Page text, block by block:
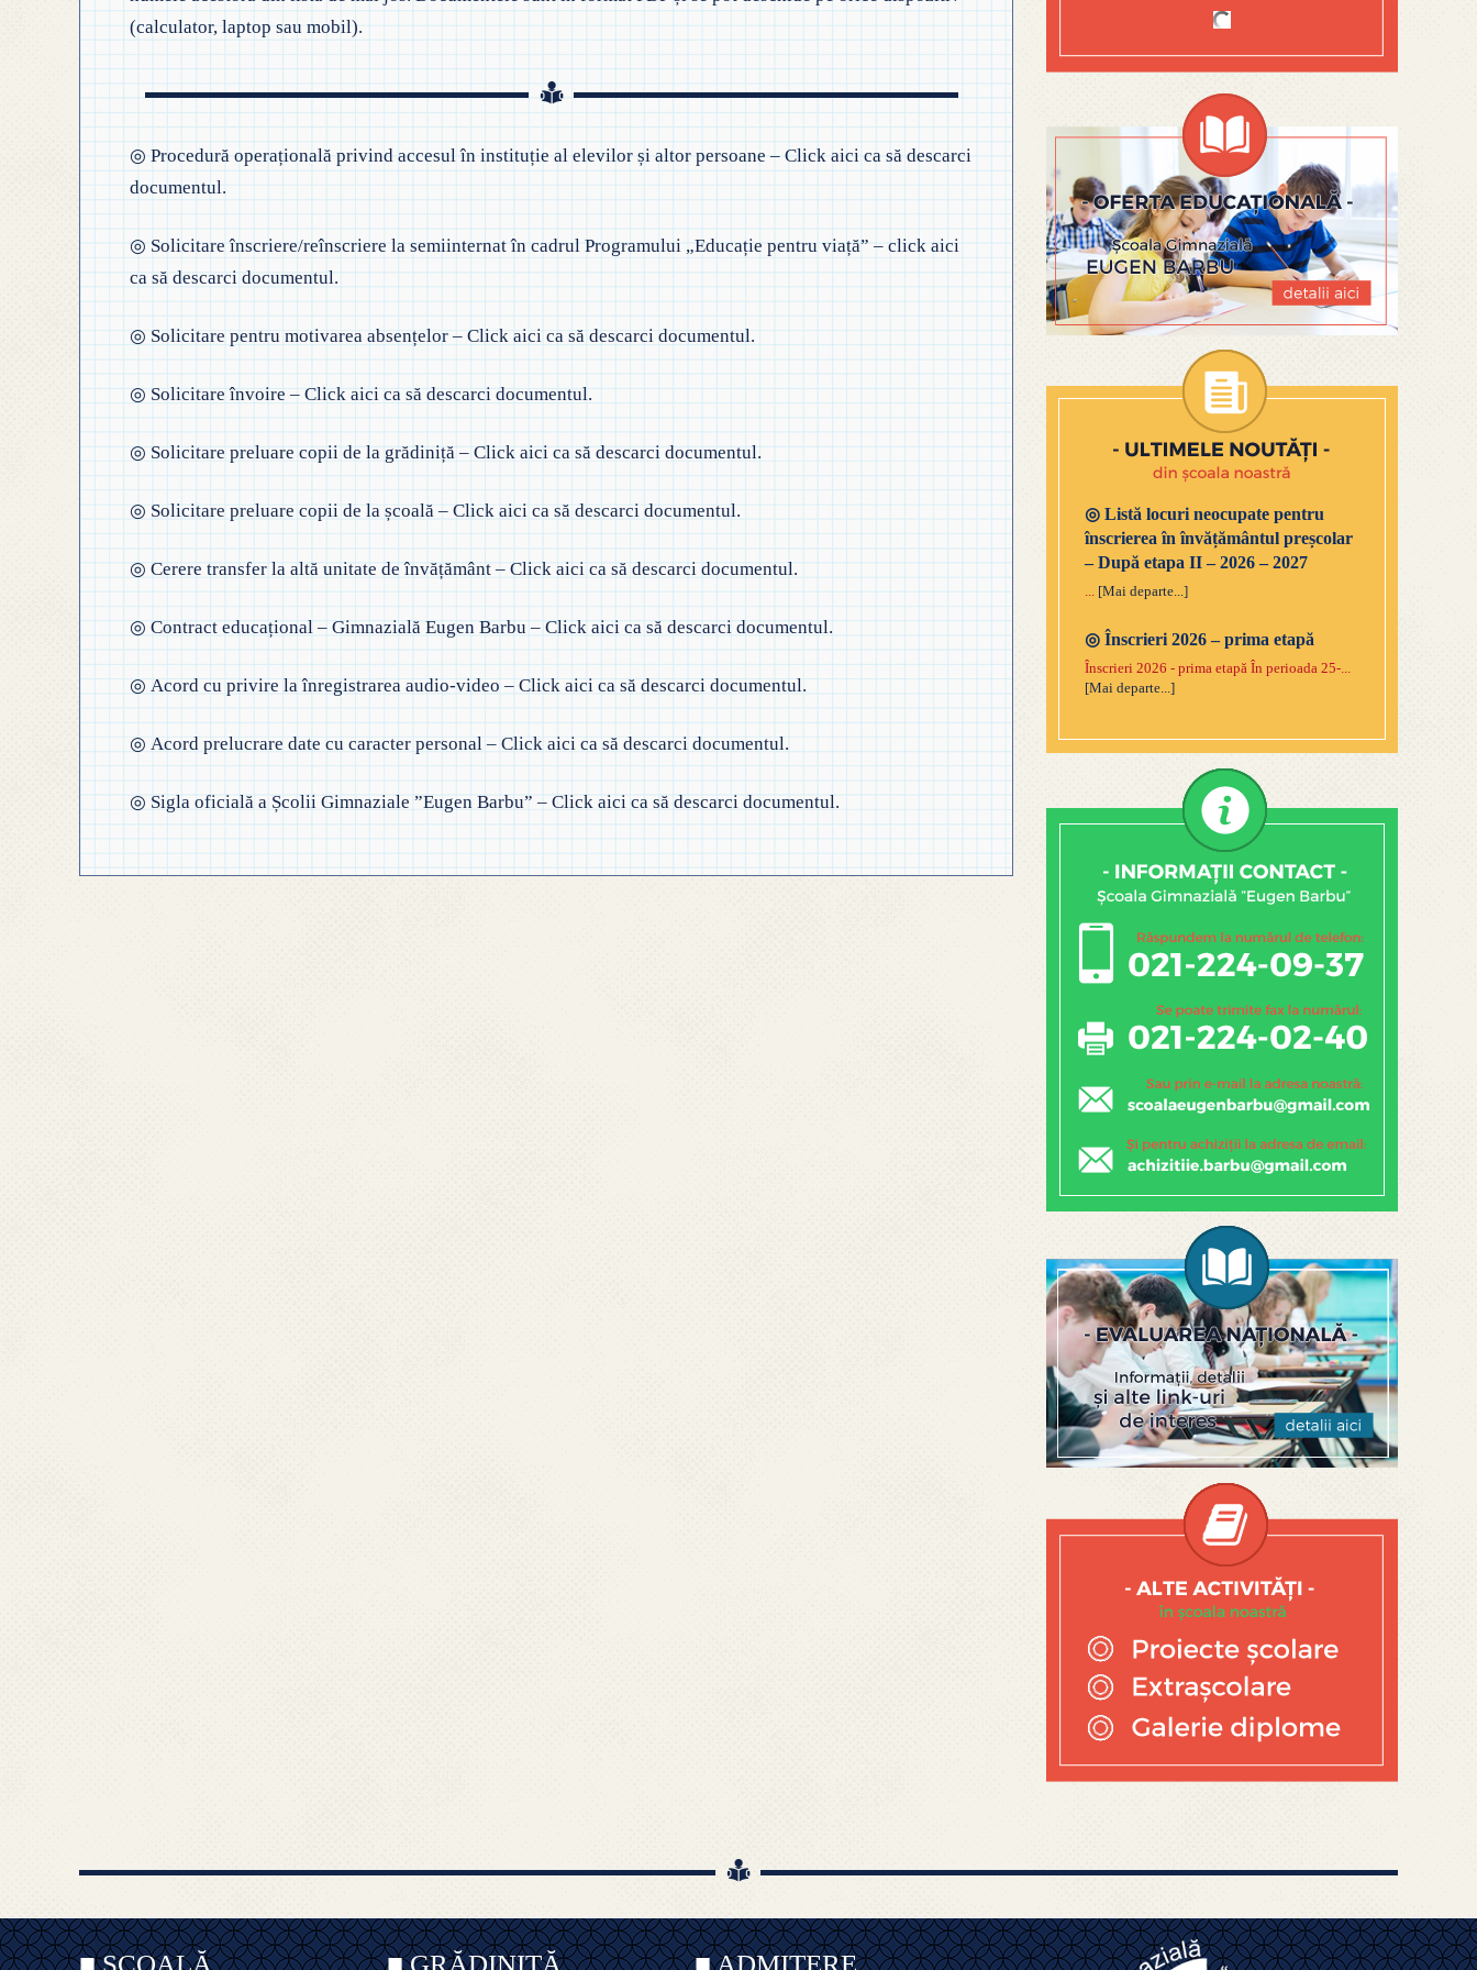
◎ ACHIZIȚII
◎ DOCUMENTE UTILE
◎ REGULAMENT INTERN
◎ REGULAMENT ORGANIZARE
◎ FIȘĂ EVALUARE PERSONAL
◎ ÎNCADRARE PROFESORI
◎ DECLARAȚII INTERESE
◎ TRANSPARENTA VENITURI ◎ 2025
◎ 2024
◎ 2020
◎ PLAN DE DEZVOLTARE
INSTITUȚIONALĂ
◎ GHID ÎNVĂȚĂMÂNT PREȘCOLAR
◎ ORDIN PRIVIND ÎNSCRIEREA ÎN
PREȘCOLAR 2025-2026
◎ EVALUAREA NAȚIONALĂ
◎ ORDIN PRIVIND EVALUAREA
NAȚIONALĂ
◎ ADMITERE LICEU
◎ ADMITERE ÎNVĂŢĂMÂNT
– EXAMENE NAȚIONALE 2021
◎ SĂPTĂMÂNA VERDE –
ÎNVĂȚĂMÂNT PRIMAR
◎ SĂPTĂMÂNA VERDE –
ÎNVĂȚĂMÂNT GIMNAZIAL
(calculator, laptop sau mobil).
◎ Procedură operațională privind accesul în instituție al elevilor și altor persoane – Click aici ca să descarci
documentul.
◎ Solicitare înscriere/reînscriere la semiinternat în cadrul Programului „Educație pentru viață” – click aici
ca să descarci documentul.
◎Solicitare pentru motivarea absențelor – Click aici ca să descarci documentul.
◎Solicitare învoire – Click aici ca să descarci documentul.
◎Solicitare preluare copii de la grădiniță – Click aici ca să descarci documentul.
◎ Solicitare preluare copii de la școală – Click aici ca să descarci documentul.
◎Cerere transfer la altă unitate de învățământ – Click aici ca să descarci documentul.
◎Contract educațional – Gimnazială Eugen Barbu – Click aici ca să descarci documentul.
◎Acord cu privire la înregistrarea audio-video – Click aici ca să descarci documentul.
◎ Acord prelucrare date cu caracter personal – Click aici ca să descarci documentul.
◎ Sigla oficială a Școlii Gimnaziale ”Eugen Barbu” – Click aici ca să descarci documentul.
◎ Listă locuri neocupate pentru
înscrierea în învățământul preșcolar
– După etapa II – 2026 – 2027
... [Mai departe...]
◎ Înscrieri 2026 – prima etapă
Înscrieri 2026 - prima etapă În perioada 25-...
[Mai departe...]
■ ȘCOALĂ ■ GRĂDINIȚĂ ■ ADMITERE